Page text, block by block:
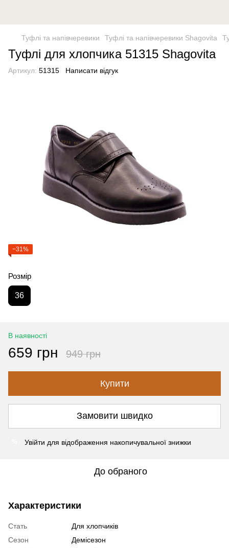
Туфлі та напівчеревики Туфлі та напівчеревики Shagovita
Туфлі для хлопчика 51315 Shagovita
Артикул: 51315 Написати відгук
−31%
Розмір
36
В наявності
659 грн 949 грн
Купити
Замовити швидко
Увійти для відображення накопичувальної знижки
До обраного
Характеристики
Стать
Для хлопчиків
Сезон
Демісезон